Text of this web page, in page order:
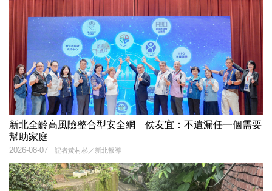
新北全齡高風險整合型安全網 侯友宜：不遺漏任一個需要
幫助家庭
記者黃村杉／新北報導
2026-08-07